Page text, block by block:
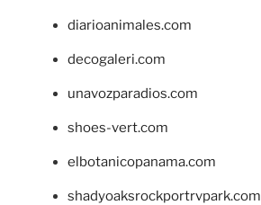
diarioanimales.com
decogaleri.com
unavozparadios.com
shoes-vert.com
elbotanicopanama.com
shadyoaksrockportrvpark.com